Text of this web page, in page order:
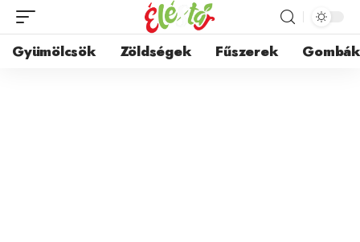
Gyümölcsök Zöldségek Fűszerek Gombák